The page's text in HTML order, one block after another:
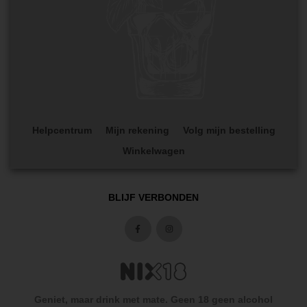
Helpcentrum Mijn rekening
Volg mijn bestelling
Winkelwagen
BLIJF VERBONDEN
Geniet, maar drink met mate. Geen 18 geen alcohol